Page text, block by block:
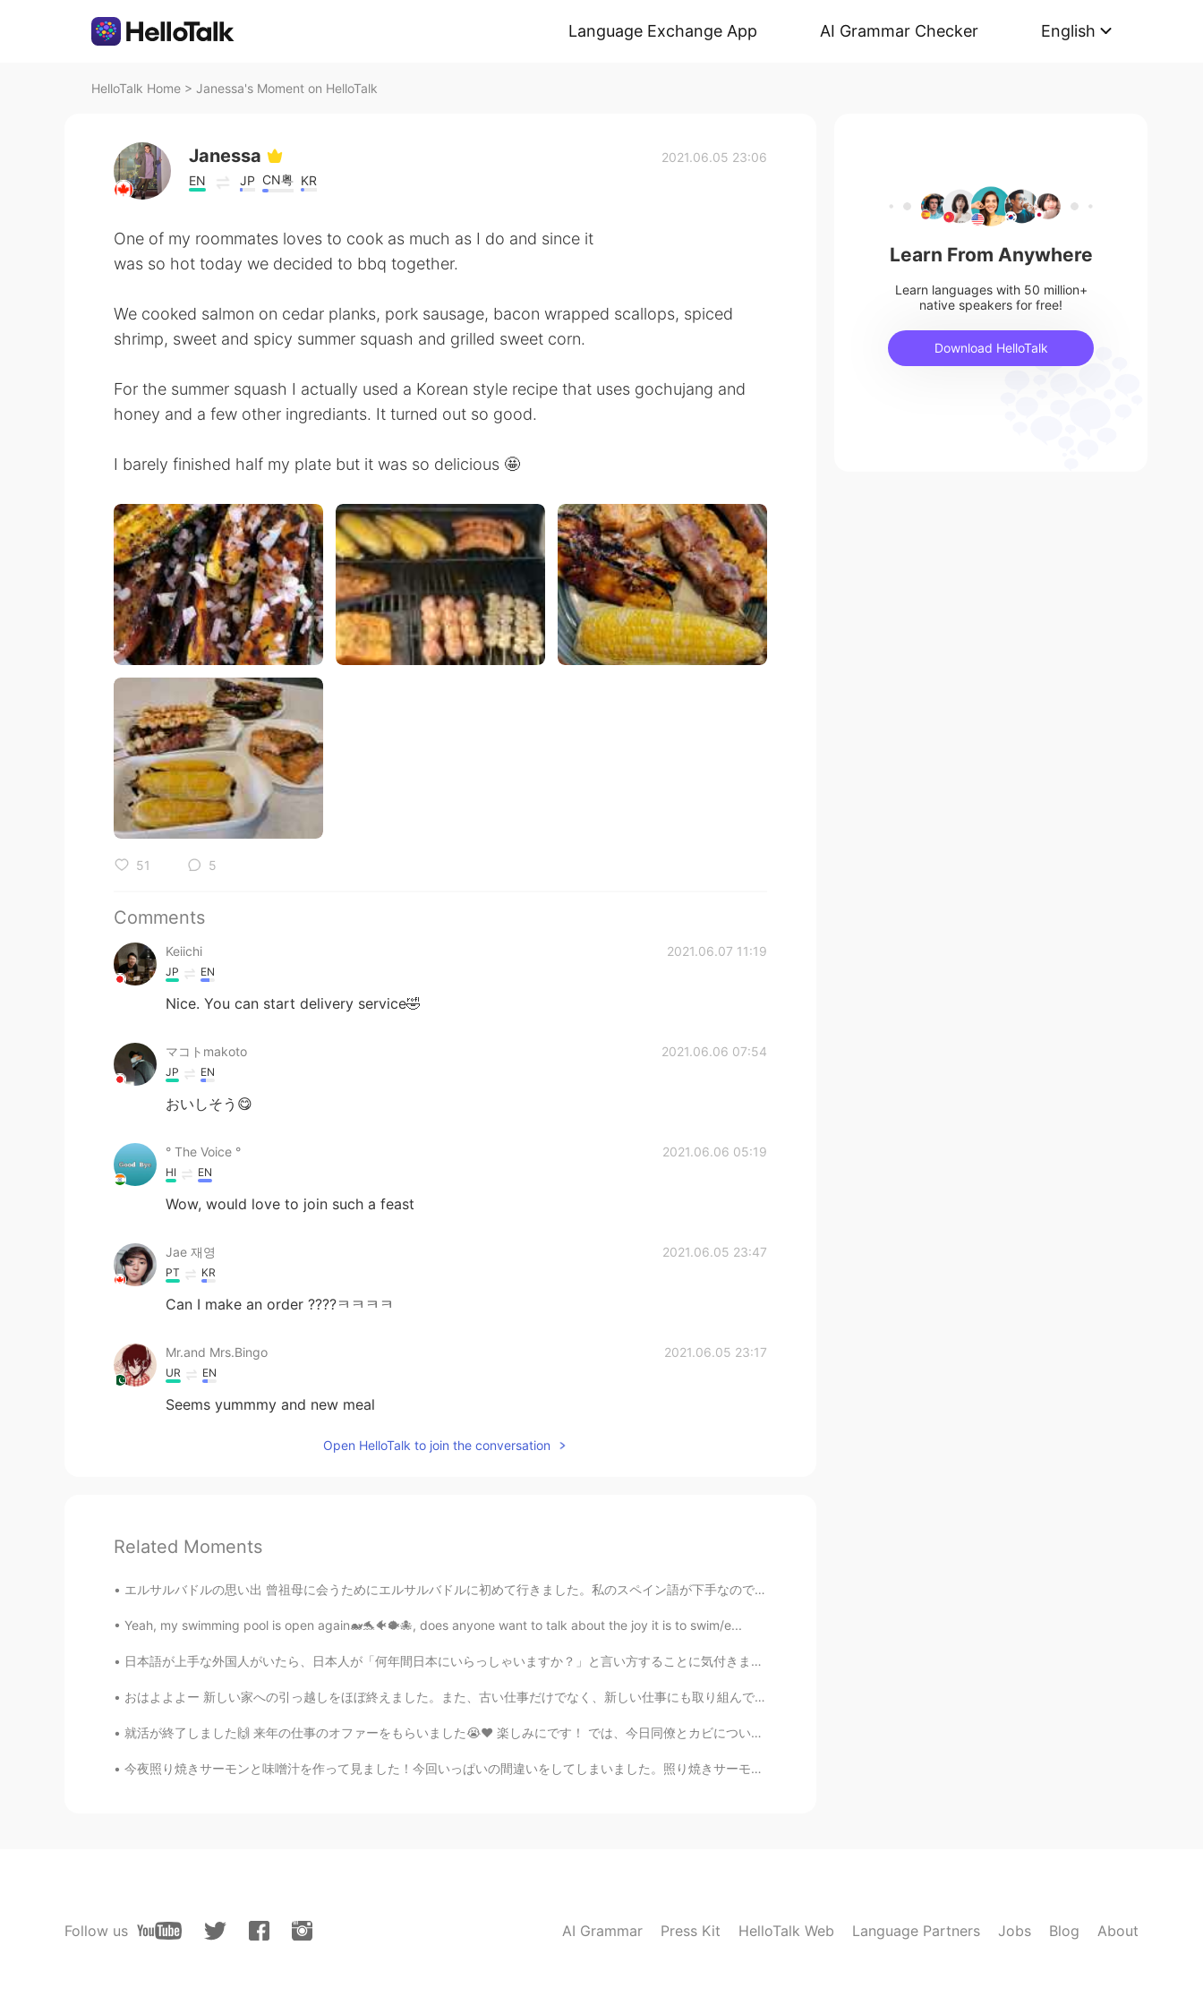
Language Exchange App AI Grammar Checker English
HelloTalk Home > Janessa's Moment on HelloTalk
Janessa
EN JP CN粤 KR
2021.06.05 23:06
One of my roommates loves to cook as much as I do and since it
was so hot today we decided to bbq together.
We cooked salmon on cedar planks, pork sausage, bacon wrapped scallops, spiced
shrimp, sweet and spicy summer squash and grilled sweet corn.
For the summer squash I actually used a Korean style recipe that uses gochujang and
honey and a few other ingrediants. It turned out so good.
I barely finished half my plate but it was so delicious 🤩
51 5
Comments
Keiichi 2021.06.07 11:19
JP EN
Nice. You can start delivery service🤣
マコトmakoto 2021.06.06 07:54
JP EN
おいしそう😋
° The Voice ° 2021.06.06 05:19
HI EN
Wow, would love to join such a feast
Jae 재영 2021.06.05 23:47
PT KR
Can I make an order ????ㅋㅋㅋㅋ
Mr.and Mrs.Bingo 2021.06.05 23:17
UR EN
Seems yummmy and new meal
Open HelloTalk to join the conversation
Related Moments
エルサルバドルの思い出 曾祖母に会うためにエルサルバドルに初めて行きました。私のスペイン語が下手なので、ちょっと心配していました。でも、家族は優しい人ですから、大丈夫です☺ エルサルバドルで...
Yeah, my swimming pool is open again🐋🐬🐠🐡🐙, does anyone want to talk about the joy it is to swim/e...
日本語が上手な外国人がいたら、日本人が「何年間日本にいらっしゃいますか？」と言い方することに気付きました。その言い方をなんて解釈すればいいのか？ 日本人に限らず、一般の人が「国に滞在しないと流...
おはよよよー 新しい家への引っ越しをほぼ終えました。また、古い仕事だけでなく、新しい仕事にも取り組んでいます。私の大学院の授業も先週始まりました。 突然、日本語勉強に遅れをとっています。圧倒され...
就活が終了しました🙌 来年の仕事のオファーをもらいました😭❤ 楽しみにです！ では、今日同僚とカビについて長い間話しました(笑) 彼はカビの研究、英語の半分と日本語の半分で説明しました。本当...
今夜照り焼きサーモンと味噌汁を作って見ました！今回いっぱいの間違いをしてしまいました。照り焼きサーモンは問題なかったですけど、味噌汁を作るのも初めてで、意外と難しかったです。入れた出しが少なすぎ...
Learn From Anywhere
Learn languages with 50 million+
native speakers for free!
Download HelloTalk
Follow us AI Grammar Press Kit HelloTalk Web Language Partners Jobs Blog About